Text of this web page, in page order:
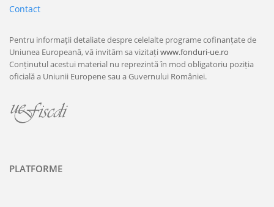
Contact
Pentru informații detaliate despre celelalte programe cofinanțate de
Uniunea Europeană, vă invităm sa vizitațiwww.fonduri-ue.ro
Conținutul acestui material nu reprezintă în mod obligatoriu poziția
oficială a Uniunii Europene sau a Guvernului României.
PLATFORME